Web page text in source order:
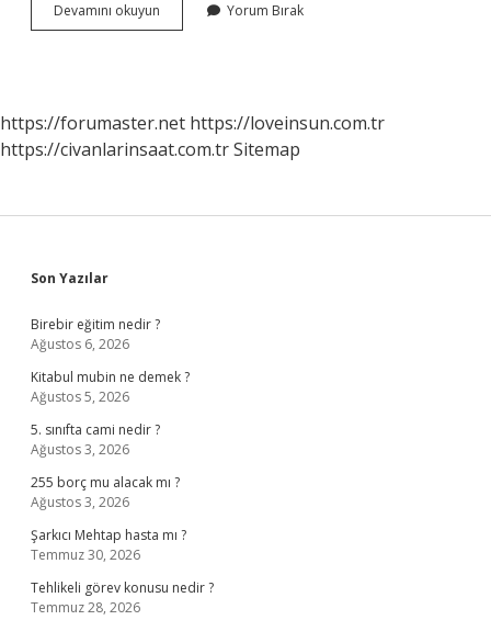
Devamını okuyun
11
Mi
Yorum Bırak
https://forumaster.net https://loveinsun.com.tr
https://civanlarinsaat.com.trSitemap
Sidebar
Son Yazılar
Birebir eğitim nedir ?
Ağustos 6, 2026
Kitabul mubin ne demek ?
Ağustos 5, 2026
5. sınıfta cami nedir ?
Ağustos 3, 2026
255 borç mu alacak mı ?
Ağustos 3, 2026
Şarkıcı Mehtap hasta mı ?
Temmuz 30, 2026
Tehlikeli görev konusu nedir ?
Temmuz 28, 2026